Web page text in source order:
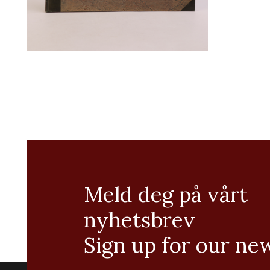
Meld deg på vårt
nyhetsbrev
Sign up for our